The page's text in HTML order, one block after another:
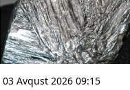
03 Avqust 2026 09:15